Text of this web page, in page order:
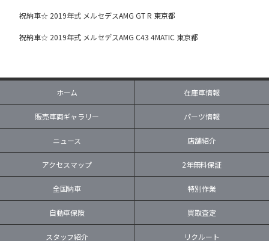
祝納車☆ 2019年式 メルセデスAMG GT R 東京都
祝納車☆ 2019年式 メルセデスAMG C43 4MATIC 東京都
ホーム 在庫車情報
販売車両ギャラリー パーツ情報
ニュース 店舗紹介
アクセスマップ 2年無料保証
全国納車 特別作業
自動車保険 買取査定
スタッフ紹介 リクルート